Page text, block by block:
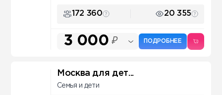
172 360 20 355
3 000 ₽ ПОДРОБНЕЕ
Москва для дет...
Семья и дети